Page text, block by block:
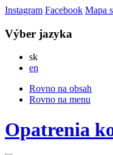
Instagram Facebook Mapa
Výber jazyka
skSlovensky
en
Rovno na obsah
Rovno na menu
Opatrenia